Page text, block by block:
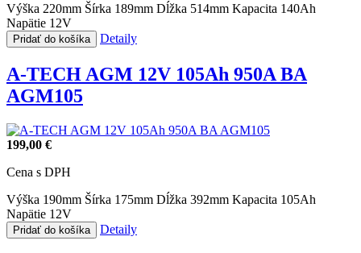
Výška 220mm Šírka 189mm Dĺžka 514mm Kapacita 140Ah
Napätie 12V
Pridať do košíka Detaily
A-TECH AGM 12V 105Ah 950A BA
AGM105
199,00 €
Cena s DPH
Výška 190mm Šírka 175mm Dĺžka 392mm Kapacita 105Ah
Napätie 12V
Pridať do košíka Detaily